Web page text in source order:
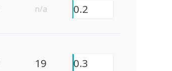
n/a 0.2
19 0.3